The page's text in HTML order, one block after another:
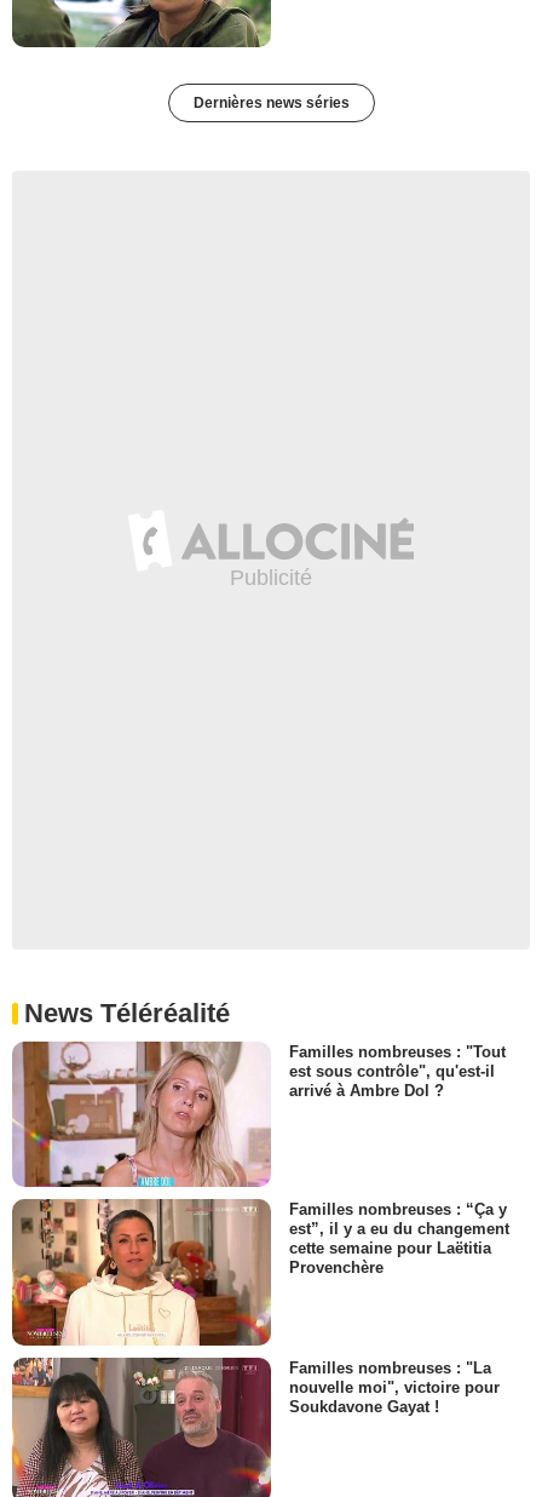
Dernières news séries
News Téléréalité
Familles nombreuses : "Tout
est sous contrôle", qu'est-il
arrivé à Ambre Dol ?
Familles nombreuses : “Ça y
est”, il y a eu du changement
cette semaine pour Laëtitia
Provenchère
Familles nombreuses : "La
nouvelle moi", victoire pour
Soukdavone Gayat !